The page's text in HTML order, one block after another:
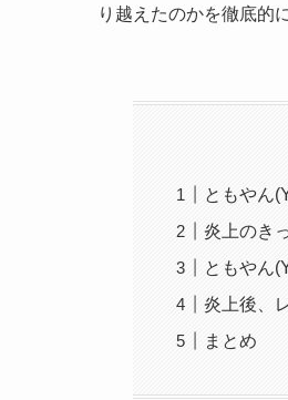
り越えたのかを徹底的
ともやん
炎上のき
ともやん
炎上後、
まとめ